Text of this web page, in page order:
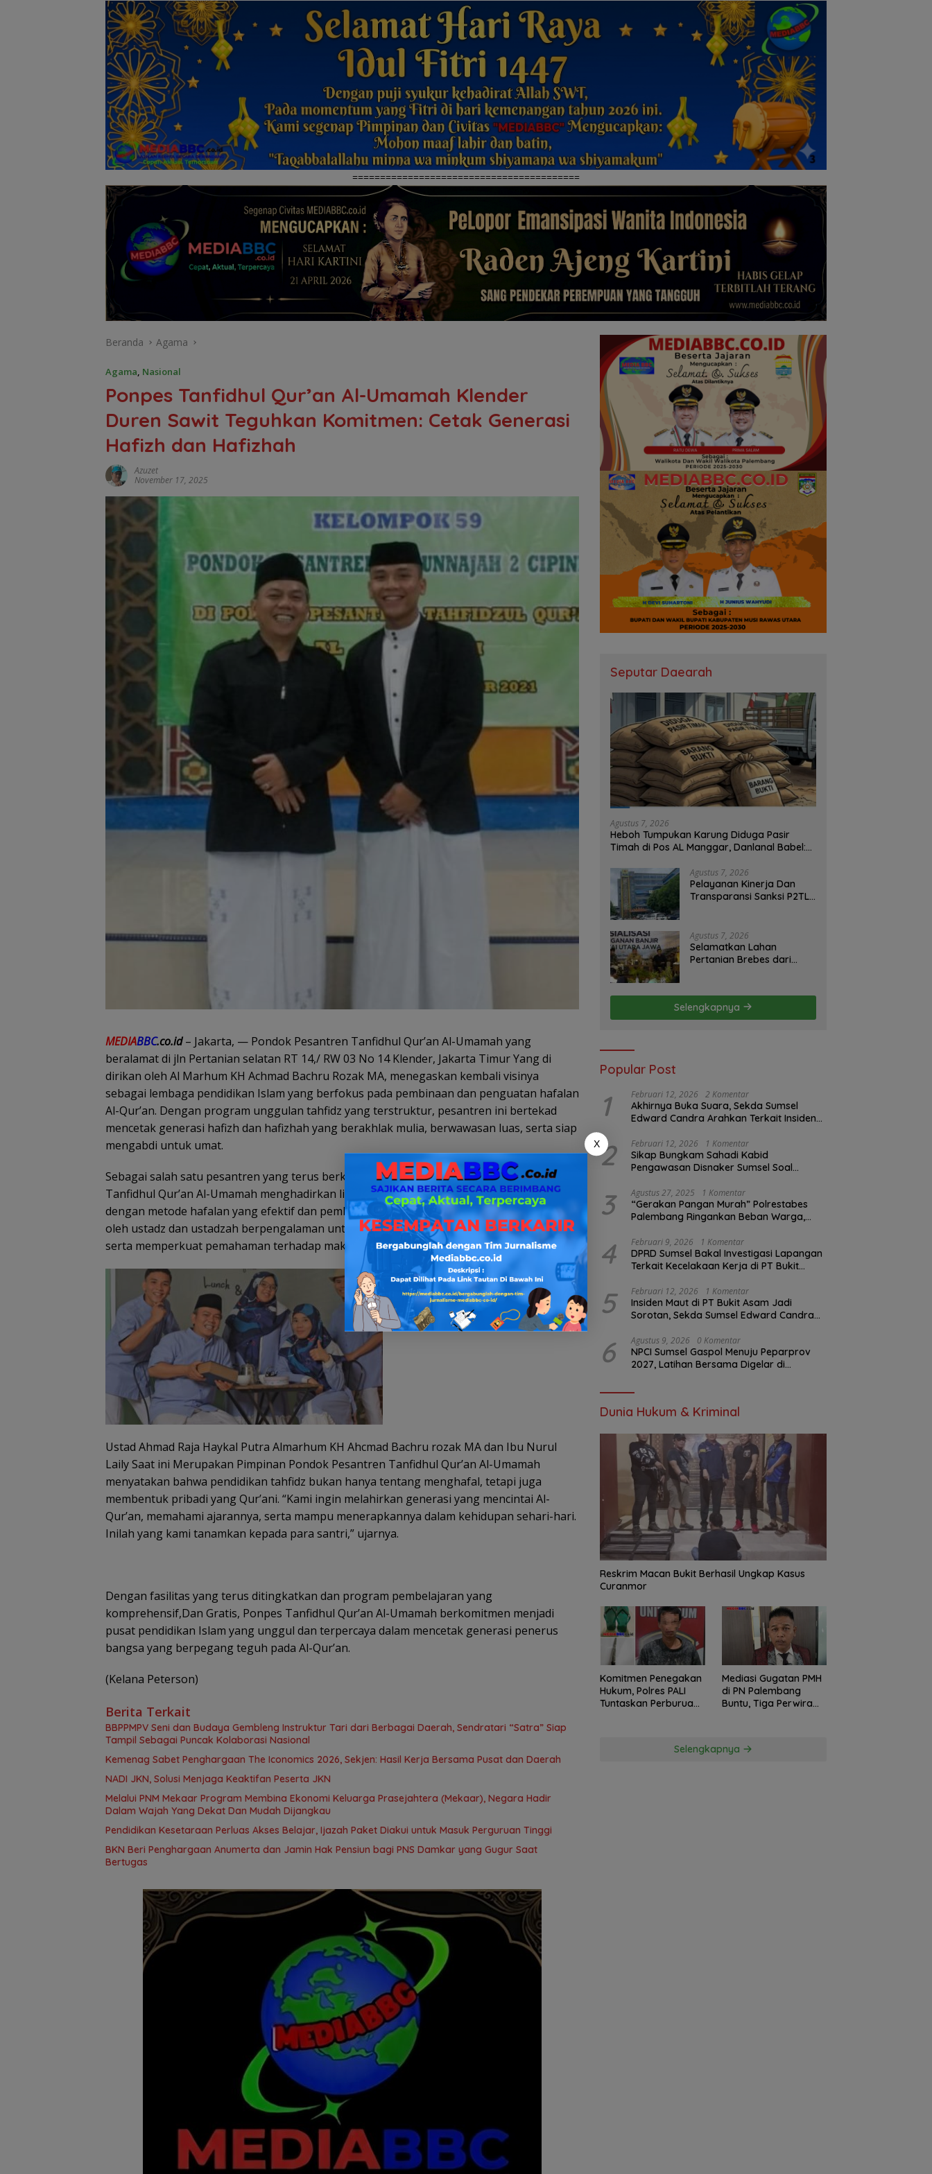
=========================================
Beranda Agama
Agama Nasional
Ponpes Tanfidhul Qur’an Al-Umamah Klender
Duren Sawit Teguhkan Komitmen: Cetak Generasi
Hafizh dan Hafizhah
Azuzet
November 17, 2025
MEDIABBC.co.id– Jakarta, — Pondok Pesantren Tanfidhul Qur’an Al-Umamah yang
beralamat di jln Pertanian selatan RT 14,/ RW 03 No 14 Klender, Jakarta Timur Yang di
dirikan oleh Al Marhum KH Achmad Bachru Rozak MA, menegaskan kembali visinya
sebagai lembaga pendidikan Islam yang berfokus pada pembinaan dan penguatan hafalan
Al-Qur’an. Dengan program unggulan tahfidz yang terstruktur, pesantren ini bertekad
mencetak generasi hafizh dan hafizhah yang berakhlak mulia, berwawasan luas, serta siap
mengabdi untuk umat.
Sebagai salah satu pesantren yang terus berkembang di wilayah Jakarta Timur, Ponpes
Tanfidhul Qur’an Al-Umamah menghadirkan lingkungan belajar yang kondusif, dipadukan
dengan metode hafalan yang efektif dan pembinaan karakter Islami. Para santri dibimbing
oleh ustadz dan ustadzah berpengalaman untuk mencapai target hafalan sesuai jenjang
serta memperkuat pemahaman terhadap makna Al-Qur’an.
Ustad Ahmad Raja Haykal Putra Almarhum KH Ahcmad Bachru rozak MA dan Ibu Nurul
Laily Saat ini Merupakan Pimpinan Pondok Pesantren Tanfidhul Qur’an Al-Umamah
menyatakan bahwa pendidikan tahfidz bukan hanya tentang menghafal, tetapi juga
membentuk pribadi yang Qur’ani. “Kami ingin melahirkan generasi yang mencintai Al-
Qur’an, memahami ajarannya, serta mampu menerapkannya dalam kehidupan sehari-hari.
Inilah yang kami tanamkan kepada para santri,” ujarnya.
Dengan fasilitas yang terus ditingkatkan dan program pembelajaran yang
komprehensif,Dan Gratis, Ponpes Tanfidhul Qur’an Al-Umamah berkomitmen menjadi
pusat pendidikan Islam yang unggul dan terpercaya dalam mencetak generasi penerus
bangsa yang berpegang teguh pada Al-Qur’an.
(Kelana Peterson)
Berita Terkait
BBPPMPV Seni dan Budaya Gembleng Instruktur Tari dari Berbagai Daerah, Sendratari “Satra” Siap
Tampil Sebagai Puncak Kolaborasi Nasional
Kemenag Sabet Penghargaan The Iconomics 2026, Sekjen: Hasil Kerja Bersama Pusat dan Daerah
NADI JKN, Solusi Menjaga Keaktifan Peserta JKN
Melalui PNM Mekaar Program Membina Ekonomi Keluarga Prasejahtera (Mekaar), Negara Hadir
Dalam Wajah Yang Dekat Dan Mudah Dijangkau
Pendidikan Kesetaraan Perluas Akses Belajar, Ijazah Paket Diakui untuk Masuk Perguruan Tinggi
BKN Beri Penghargaan Anumerta dan Jamin Hak Pensiun bagi PNS Damkar yang Gugur Saat
Bertugas
Seputar Daearah
Agustus 7, 2026
Heboh Tumpukan Karung Diduga Pasir
Timah di Pos AL Manggar, Danlanal Babel:
Agustus 7, 2026
Pelayanan Kinerja Dan
Transparansi Sanksi P2TL
S2JB Terkesan Tutup Mata
Agustus 7, 2026
Selamatkan Lahan
Pertanian Brebes dari
Selengkapnya
Popular Post
1 Februari 12, 2026 2 Komentar
Akhirnya Buka Suara, Sekda Sumsel
Edward Candra Arahkan Terkait Insiden
2 Februari 12, 2026 1 Komentar
Sikap Bungkam Sahadi Kabid
Pengawasan Disnaker Sumsel Soal
Pengawasan K3?
3 Agustus 27, 2025 1 Komentar
“Gerakan Pangan Murah” Polrestabes
Palembang Ringankan Beban Warga,
4 Februari 9, 2026 1 Komentar
DPRD Sumsel Bakal Investigasi Lapangan
Terkait Kecelakaan Kerja di PT Bukit
5 Februari 12, 2026 1 Komentar
Insiden Maut di PT Bukit Asam Jadi
Sorotan, Sekda Sumsel Edward Candra
6 Agustus 9, 2026 0 Komentar
NPCI Sumsel Gaspol Menuju Peparprov
2027, Latihan Bersama Digelar di
Dunia Hukum & Kriminal
Reskrim Macan Bukit Berhasil Ungkap Kasus
Curanmor
Komitmen Penegakan
Hukum, Polres PALI
Tuntaskan Perburuan
Mediasi Gugatan PMH
di PN Palembang
Buntu, Tiga Perwira
Pertanyakan
Selengkapnya
X